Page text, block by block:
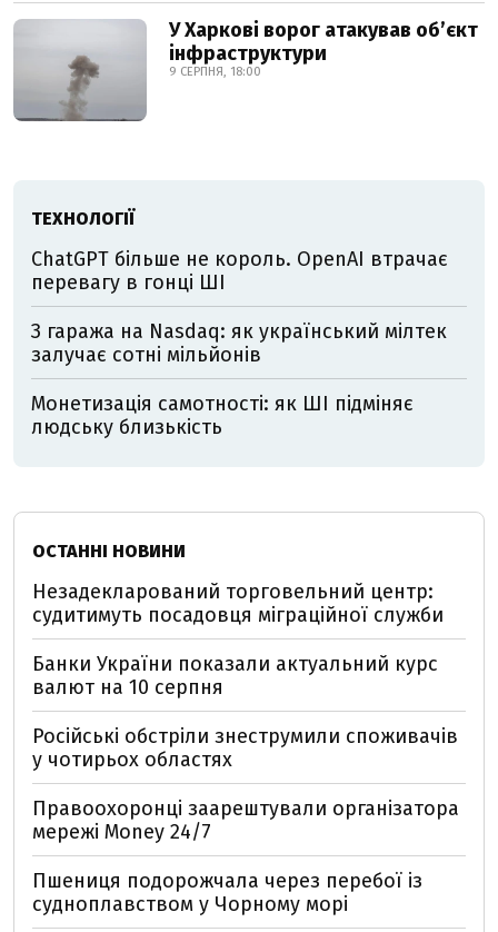
У Харкові ворог атакував обʼєкт
інфраструктури
9 СЕРПНЯ, 18:00
ТЕХНОЛОГІЇ
ChatGPT більше не король. OpenAI втрачає
перевагу в гонці ШІ
З гаража на Nasdaq: як український мілтек
залучає сотні мільйонів
Монетизація самотності: як ШІ підміняє
людську близькість
ОСТАННІ НОВИНИ
Незадекларований торговельний центр:
судитимуть посадовця міграційної служби
Банки України показали актуальний курс
валют на 10 серпня
Російські обстріли знеструмили споживачів
у чотирьох областях
Правоохоронці заарештували організатора
мережі Money 24/7
Пшениця подорожчала через перебої із
судноплавством у Чорному морі